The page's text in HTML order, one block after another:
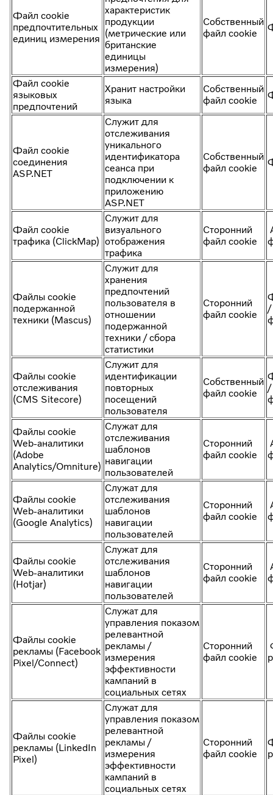
Файл cookie
предпочтительных
единиц измерения
характеристик
продукции
(метрические или
британские
единицы
измерения)
Собственный
файл cookie
Файл cookie
языковых
предпочтений
Хранит настройки
языка
Собственный
файл cookie
Файл cookie
соединения
ASP.NET
Служит для
отслеживания
уникального
идентификатора
сеанса при
подключении к
приложению
ASP.NET
Собственный
файл cookie
Файл cookie
трафика (ClickMap)
Служит для
визуального
отображения
трафика
Сторонний
файл cookie
Файлы cookie
подержанной
техники (Mascus)
Служит для
хранения
предпочтений
пользователя в
отношении
подержанной
техники / сбора
статистики
Сторонний
файл cookie
/
Файлы cookie
отслеживания
(CMS Sitecore)
Служит для
идентификации
повторных
посещений
пользователя
Собственный
файл cookie
/
Файлы cookie
Web-аналитики
(Adobe
Analytics/Omniture)
Служат для
отслеживания
шаблонов
навигации
пользователей
Сторонний
файл cookie
Файлы cookie
Web-аналитики
(Google Analytics)
Служат для
отслеживания
шаблонов
навигации
пользователей
Сторонний
файл cookie
Файлы cookie
Web-аналитики
(Hotjar)
Служат для
отслеживания
шаблонов
навигации
пользователей
Сторонний
файл cookie
Файлы cookie
рекламы (Facebook
Pixel/Connect)
Служат для
управления показом
релевантной
рекламы /
измерения
эффективности
кампаний в
социальных сетях
Сторонний
файл cookie
Файлы cookie
рекламы (LinkedIn
Pixel)
Служат для
управления показом
релевантной
рекламы /
измерения
эффективности
кампаний в
социальных сетях
Сторонний
файл cookie